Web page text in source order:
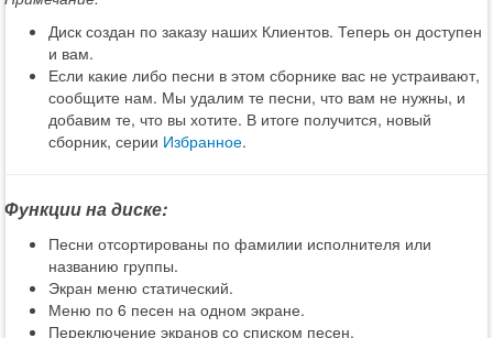
Диск создан по заказу наших Клиентов. Теперь он доступен
и вам.
Если какие либо песни в этом сборнике вас не устраивают,
сообщите нам. Мы удалим те песни, что вам не нужны, и
добавим те, что вы хотите. В итоге получится, новый
сборник, серии Избранное.
Функции на диске:
Песни отсортированы по фамилии исполнителя или
названию группы.
Экран меню статический.
Меню по 6 песен на одном экране.
Переключение экранов со списком песен.